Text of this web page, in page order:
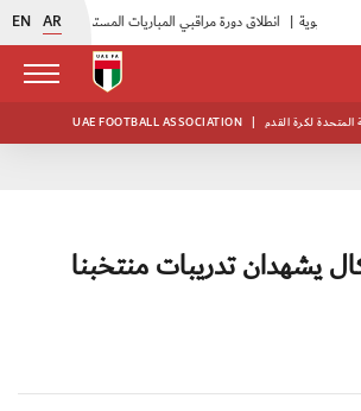
EN AR15 فريقاً في بطولة النخبة لحرس الرئاسة |
UAE FOOTBALL ASSOCIATION | المتحدة لكرة القدم
يشهدان تدريبات منتخبنا